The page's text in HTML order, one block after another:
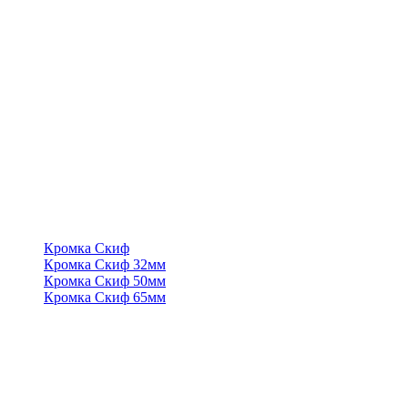
Кромка Скиф
Кромка Скиф 32мм
Кромка Скиф 50мм
Кромка Скиф 65мм